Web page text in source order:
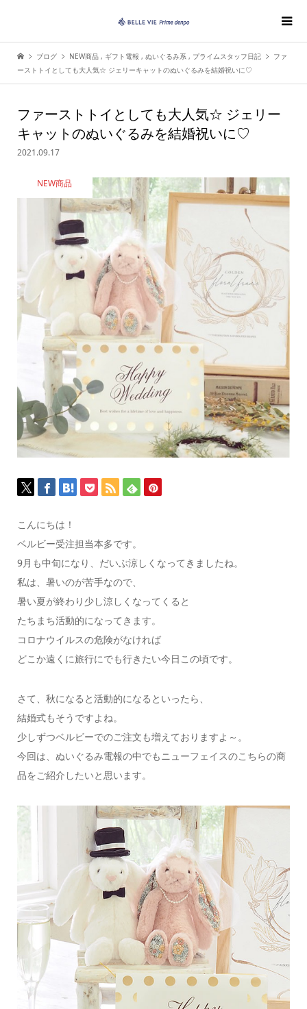
ブログ NEW商品 , ギフト電報 , ぬいぐるみ系 , プライムスタッフ日記
ファ
ーストトイとしても大人気☆ ジェリーキャットのぬいぐるみを結婚祝いに♡
ファーストトイとしても大人気☆ ジェリー
キャットのぬいぐるみを結婚祝いに♡
2021.09.17
NEW商品
こんにちは！
ベルビー受注担当本多です。
9月も中旬になり、だいぶ涼しくなってきましたね。
私は、暑いのが苦手なので、
暑い夏が終わり少し涼しくなってくると
たちまち活動的になってきます。
コロナウイルスの危険がなければ
どこか遠くに旅行にでも行きたい今日この頃です。
さて、秋になると活動的になるといったら、
結婚式もそうですよね。
少しずつベルビーでのご注文も増えておりますよ～。
今回は、ぬいぐるみ電報の中でもニューフェイスのこちらの商
品をご紹介したいと思います。